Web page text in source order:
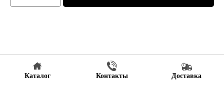
Каталог Контакты Доставка